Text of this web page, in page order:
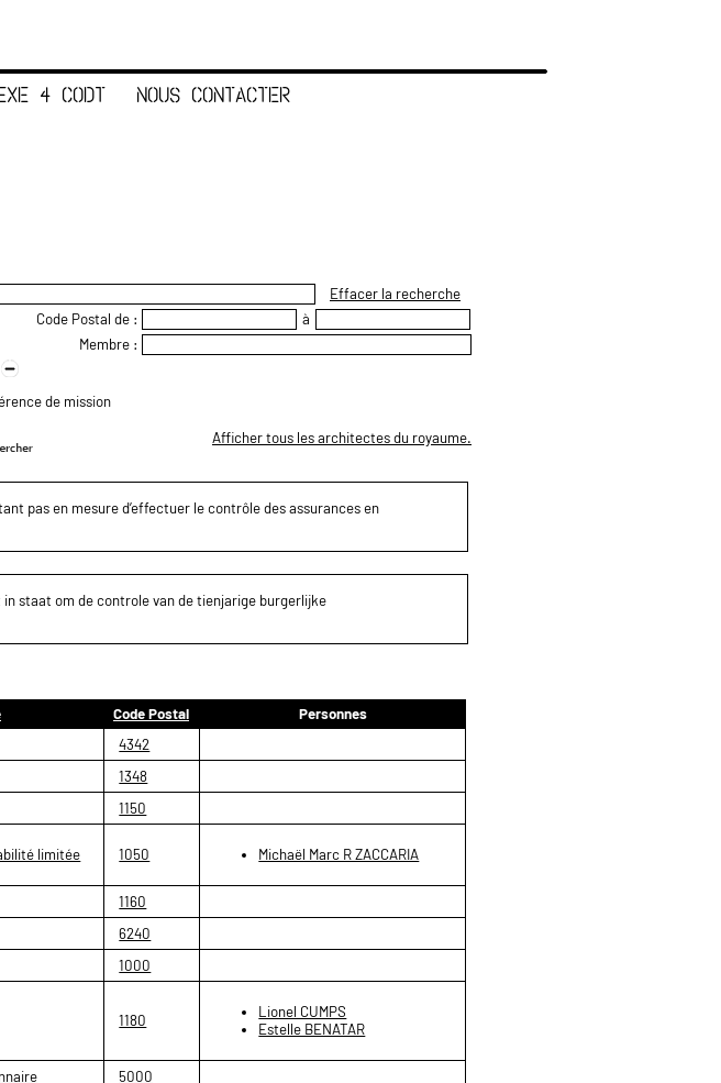
4 CODT NOUS CONTACTER
Effacer la recherche
Code Postal de :
à
Membre :
de mission
Afficher tous les architectes du royaume.
pas en mesure d’effectuer le contrôle des assurances en
staat om de controle van de tienjarige burgerlijke
Code Postal
Personnes
4342
1348
1150
limitée 1050 Michaël Marc R ZACCARIA
1160
6240
1000
1180
Lionel CUMPS
Estelle BENATAR
5000